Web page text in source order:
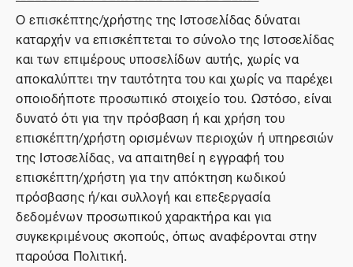
Ο επισκέπτης/χρήστης της Ιστοσελίδας δύναται
καταρχήν να επισκέπτεται το σύνολο της Ιστοσελίδας
και των επιμέρους υποσελίδων αυτής, χωρίς να
αποκαλύπτει την ταυτότητα του και χωρίς να παρέχει
οποιοδήποτε προσωπικό στοιχείο του. Ωστόσο, είναι
δυνατό ότι για την πρόσβαση ή και χρήση του
επισκέπτη/χρήστη ορισμένων περιοχών ή υπηρεσιών
της Ιστοσελίδας, να απαιτηθεί η εγγραφή του
επισκέπτη/χρήστη για την απόκτηση κωδικού
πρόσβασης ή/και συλλογή και επεξεργασία
δεδομένων προσωπικού χαρακτήρα και για
συγκεκριμένους σκοπούς, όπως αναφέρονται στην
παρούσα Πολιτική.